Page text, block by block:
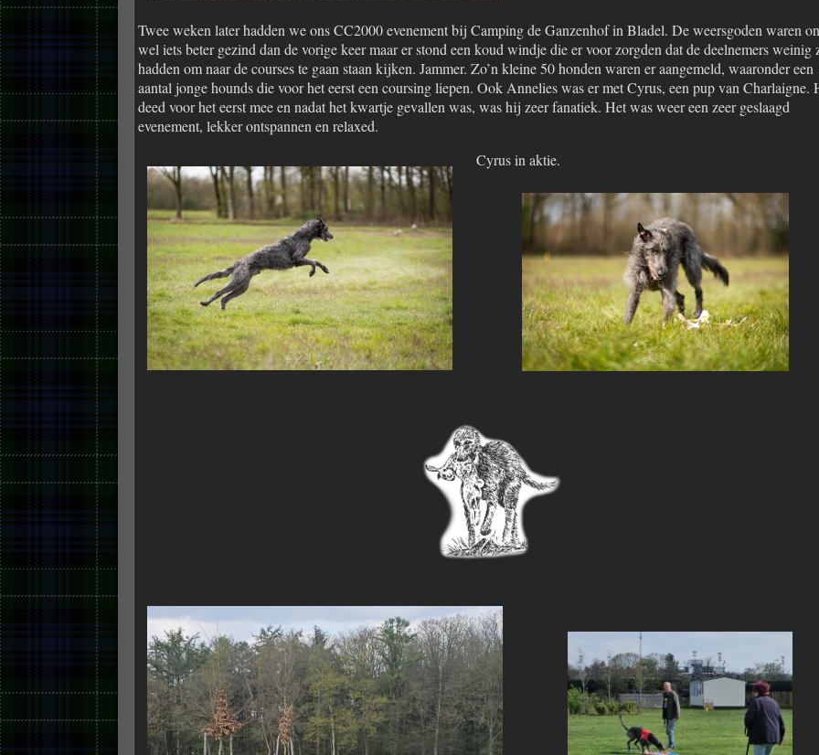
Twee weken later hadden we ons CC2000 evenement bij Camping de Ganzenhof in Bladel. De weersgoden waren
wel iets beter gezind dan de vorige keer maar er stond een koud windje die er voor zorgden dat de deelnemers weinig
hadden om naar de courses te gaan staan kijken. Jammer. Zo’n kleine 50 honden waren er aangemeld, waaronder een
aantal jonge hounds die voor het eerst een coursing liepen. Ook Annelies was er met Cyrus, een pup van Charlaigne.
deed voor het eerst mee en nadat het kwartje gevallen was, was hij zeer fanatiek. Het was weer een zeer geslaagd
evenement, lekker ontspannen en relaxed.
Cyrus in aktie.